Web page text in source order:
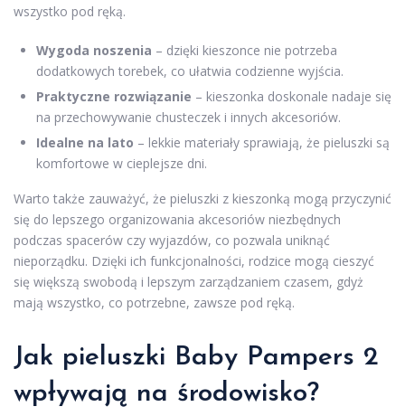
wszystko pod ręką.
Wygoda noszenia – dzięki kieszonce nie potrzeba
dodatkowych torebek, co ułatwia codzienne wyjścia.
Praktyczne rozwiązanie – kieszonka doskonale nadaje się
na przechowywanie chusteczek i innych akcesoriów.
Idealne na lato – lekkie materiały sprawiają, że pieluszki są
komfortowe w cieplejsze dni.
Warto także zauważyć, że pieluszki z kieszonką mogą przyczynić
się do lepszego organizowania akcesoriów niezbędnych
podczas spacerów czy wyjazdów, co pozwala uniknąć
nieporządku. Dzięki ich funkcjonalności, rodzice mogą cieszyć
się większą swobodą i lepszym zarządzaniem czasem, gdyż
mają wszystko, co potrzebne, zawsze pod ręką.
Jak pieluszki Baby Pampers 2
wpływają na środowisko?